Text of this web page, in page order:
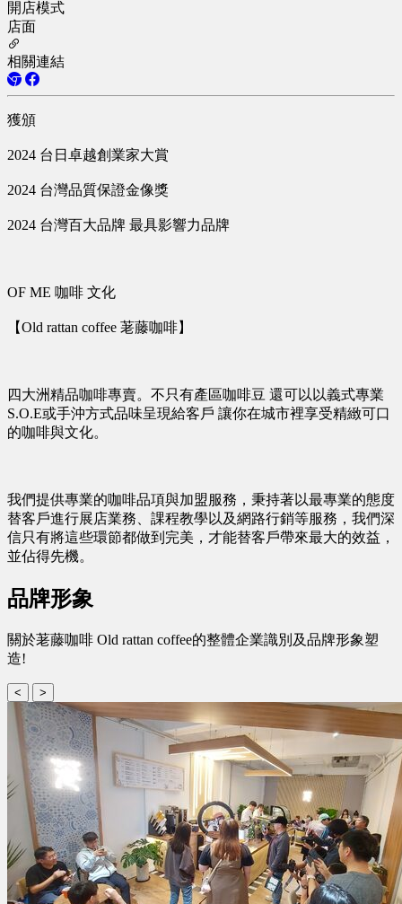
開店模式
店面
相關連結
獲頒
2024 台日卓越創業家大賞
2024 台灣品質保證金像獎
2024 台灣百大品牌 最具影響力品牌
OF ME 咖啡 文化
【Old rattan coffee 荖藤咖啡】
四大洲精品咖啡專賣。不只有產區咖啡豆 還可以以義式專業
S.O.E或手沖方式品味呈現給客戶 讓你在城市裡享受精緻可口
的咖啡與文化。
我們提供專業的咖啡品項與加盟服務，秉持著以最專業的態度
替客戶進行展店業務、課程教學以及網路行銷等服務，我們深
信只有將這些環節都做到完美，才能替客戶帶來最大的效益，
並佔得先機。
品牌形象
關於荖藤咖啡 Old rattan coffee的整體企業識別及品牌形象塑
造!
< >